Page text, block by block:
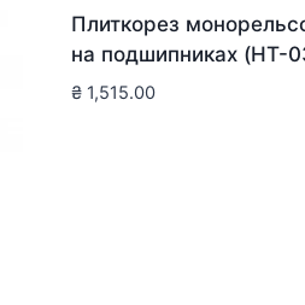
Плиткорез
на подшипниках (HT-
₴1,515.00